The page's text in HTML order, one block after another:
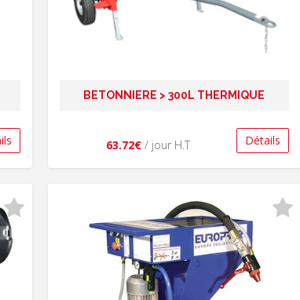
BETONNIERE > 300L THERMIQUE
63.72€/ jour H.T Détails